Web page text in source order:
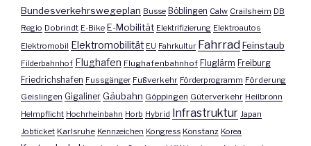
Bundesverkehrswegeplan Busse Böblingen Calw Crailsheim DB
Regio Dobrindt E-Bike E-Mobilität Elektrifizierung Elektroautos
Elektromobil Elektromobilität EU Fahrkultur FahrradFeinstaub
Filderbahnhof Flughafen Flughafenbahnhof Fluglärm Freiburg
Friedrichshafen Fussgänger Fußverkehr Förderprogramm Förderung
Geislingen Gigaliner Gäubahn Göppingen Güterverkehr Heilbronn
Helmpflicht Hochrheinbahn Horb Hybrid Infrastruktur Japan
Jobticket Karlsruhe Kennzeichen Kongress Konstanz Korea